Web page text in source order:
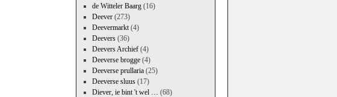
de Witteler Baarg(16)
Deever(273)
Deevermarkt(4)
Deevers(36)
Deevers Archief(4)
Deeverse brogge(4)
Deeverse prullaria(25)
Deeverse sluus(17)
Diever, ie bint 't wel … (68)